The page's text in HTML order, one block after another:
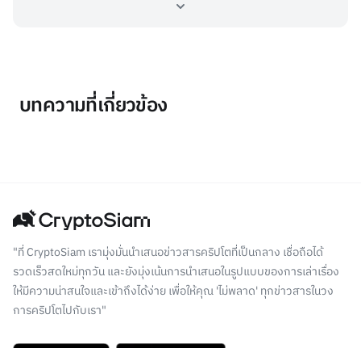
บทความที่เกี่ยวข้อง
"ที่ CryptoSiam เรามุ่งมั่นนำเสนอข่าวสารคริปโตที่เป็นกลาง เชื่อถือได้
รวดเร็วสดใหม่ทุกวัน และยังมุ่งเน้นการนำเสนอในรูปแบบของการเล่าเรื่อง
ให้มีความน่าสนใจและเข้าถึงได้ง่าย เพื่อให้คุณ 'ไม่พลาด' ทุกข่าวสารในวง
การคริปโตไปกับเรา"